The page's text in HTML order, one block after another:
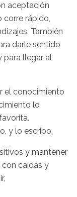
aceptación
corre rápido,
También
darle sentido
para llegar al
el conocimiento
lo
y lo escribo.
y mantener
con caídas y